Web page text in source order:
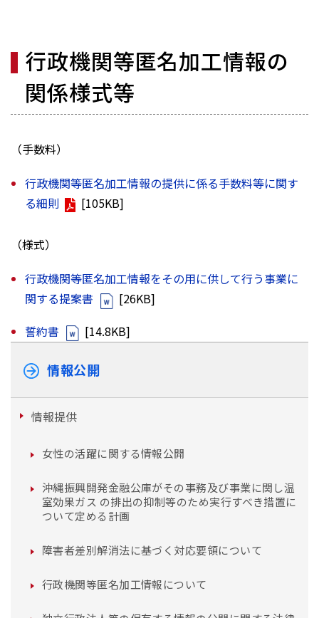
行政機関等匿名加工情報の
関係様式等
（手数料）
行政機関等匿名加工情報の提供に係る手数料等に関す
る細則
[105KB]
（様式）
行政機関等匿名加工情報をその用に供して行う事業に
関する提案書
[26KB]
誓約書
[14.8KB]
情報公開
情報提供
女性の活躍に関する情報公開
沖縄振興開発金融公庫がその事務及び事業に関し温
室効果ガス の排出の抑制等のため実行すべき措置に
ついて定める計画
障害者差別解消法に基づく対応要領について
行政機関等匿名加工情報について